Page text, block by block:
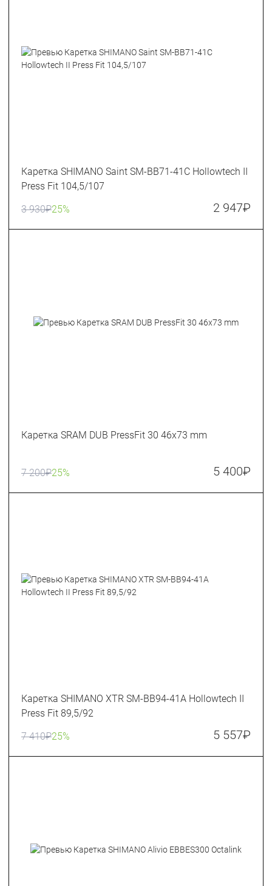
Каретка SHIMANO Saint SM-BB71-41C Hollowtech II
Press Fit 104,5/107
3 930₽25% 2 947₽
Каретка SRAM DUB PressFit 30 46x73 mm
7 200₽25% 5 400₽
Каретка SHIMANO XTR SM-BB94-41A Hollowtech II
Press Fit 89,5/92
7 410₽25% 5 557₽